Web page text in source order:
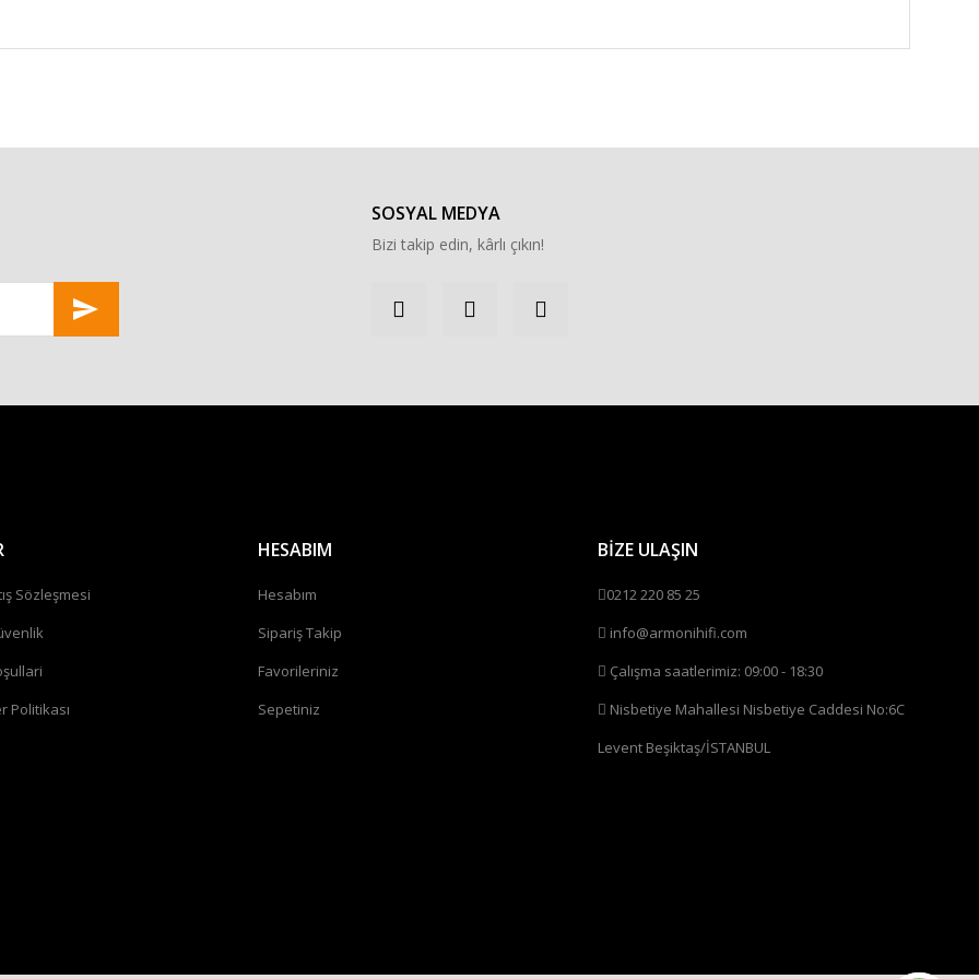
SOSYAL MEDYA
Bizi takip edin, kârlı çıkın!
Sözleşmesi
Politikası
HESABIM
Hesabım
Sipariş Takip
Favorileriniz
Sepetiniz
BİZE ULAŞIN
0212 220 85 25
info@armonihifi.com
Çalışma saatlerimiz: 09:00 - 18:30
Nisbetiye Mahallesi Nisbetiye Caddesi No:6C
Levent Beşiktaş/İSTANBUL